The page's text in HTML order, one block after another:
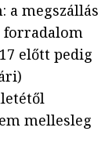
a megszállás
forradalom
előtt pedig
mellesleg